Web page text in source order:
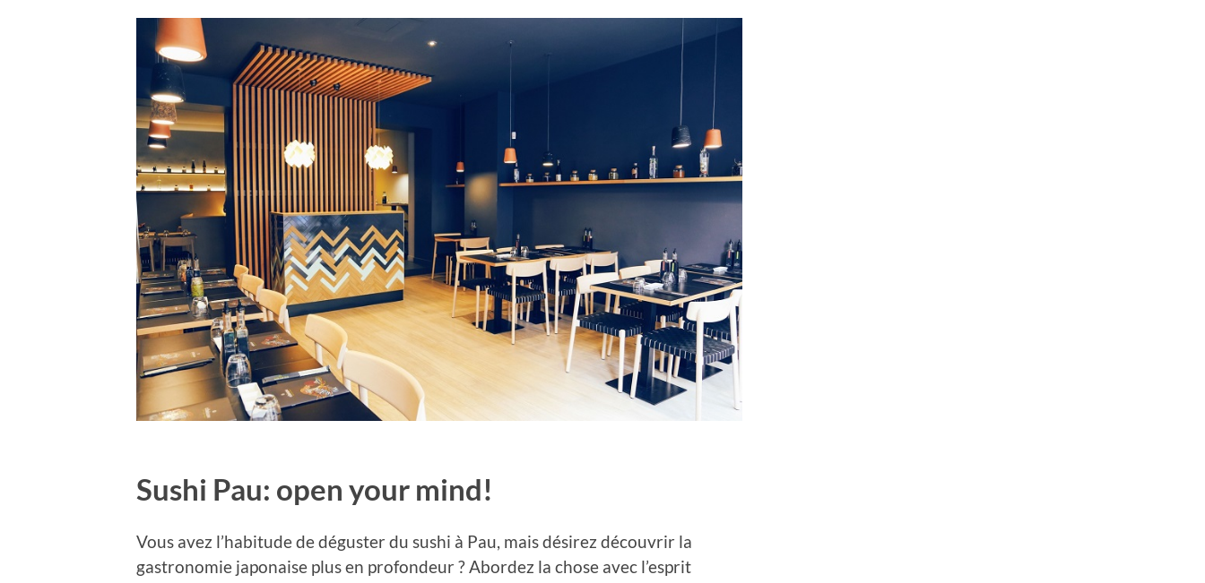
Sushi Pau: open your mind!
Vous avez l’habitude de déguster du sushi à Pau, mais désirez découvrir la
gastronomie japonaise plus en profondeur ? Abordez la chose avec l’esprit